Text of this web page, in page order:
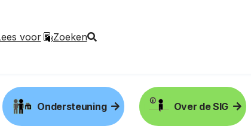
voor Zoeken
Onder­steuning Over de SIG